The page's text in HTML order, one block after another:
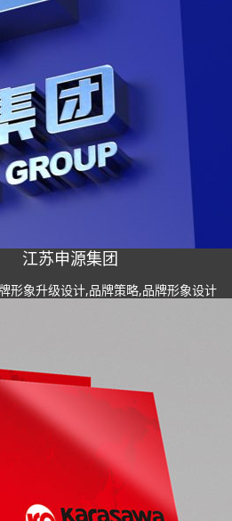
江苏申源集团
形象升级设计,品牌策略,品牌形象设计